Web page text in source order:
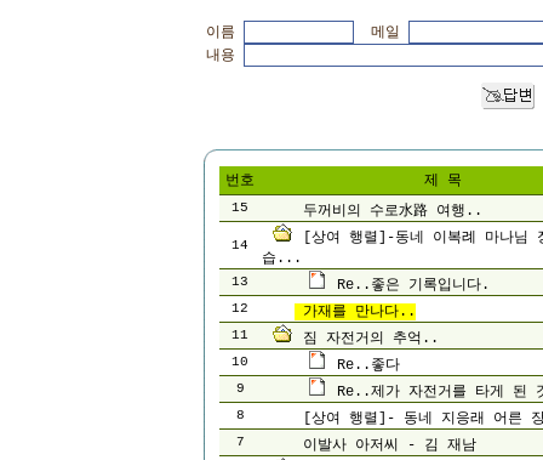
이름
메일
내용
번호 제 목
15 두꺼비의 수로水路 여행..
14
[상여 행렬]-동네 이복례 마나님
습...
13 Re..좋은 기록입니다.
12 가재를 만나다..
11 짐 자전거의 추억..
10 Re..좋다
9 Re..제가 자전거를 타게
8 [상여 행렬]- 동네 지응래 어른
7 이발사 아저씨 - 김 재남